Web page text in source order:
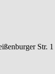
Str. 1